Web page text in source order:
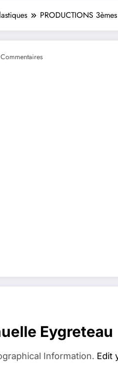
PRODUCTIONS
Eygreteau
Information. Edit